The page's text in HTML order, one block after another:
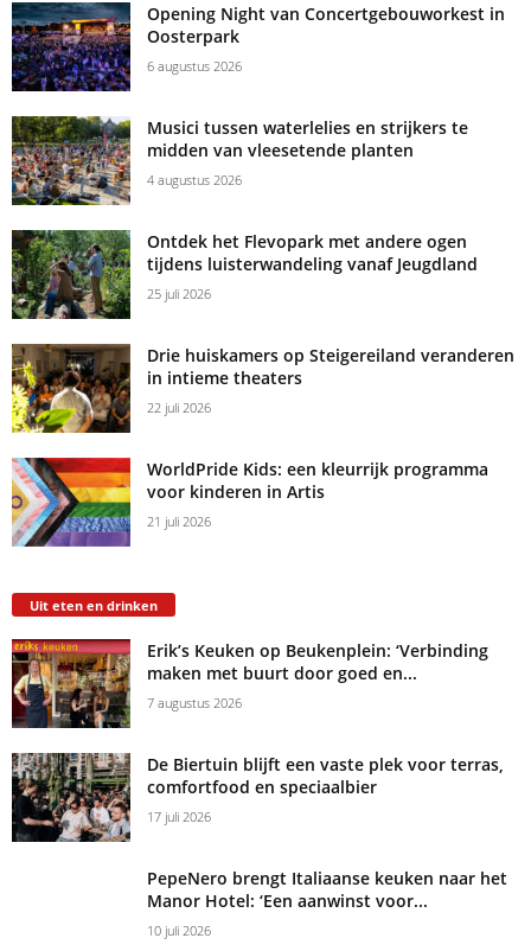
Opening Night van Concertgebouworkest in
Oosterpark
6 augustus 2026
Musici tussen waterlelies en strijkers te
midden van vleesetende planten
4 augustus 2026
Ontdek het Flevopark met andere ogen
tijdens luisterwandeling vanaf Jeugdland
25 juli 2026
Drie huiskamers op Steigereiland veranderen
in intieme theaters
22 juli 2026
WorldPride Kids: een kleurrijk programma
voor kinderen in Artis
21 juli 2026
Uit eten en drinken
Erik’s Keuken op Beukenplein: ‘Verbinding
maken met buurt door goed en...
7 augustus 2026
De Biertuin blijft een vaste plek voor terras,
comfortfood en speciaalbier
17 juli 2026
PepeNero brengt Italiaanse keuken naar het
Manor Hotel: ‘Een aanwinst voor...
10 juli 2026